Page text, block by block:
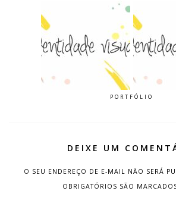
PORTFÓLIO
DEIXE UM
O SEU ENDEREÇO DE E-MAIL NÃO SERÁ
OBRIGATÓRIOS SÃO